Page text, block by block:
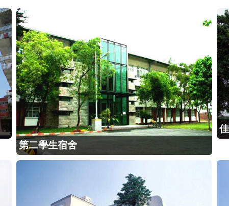
第二學生宿舍